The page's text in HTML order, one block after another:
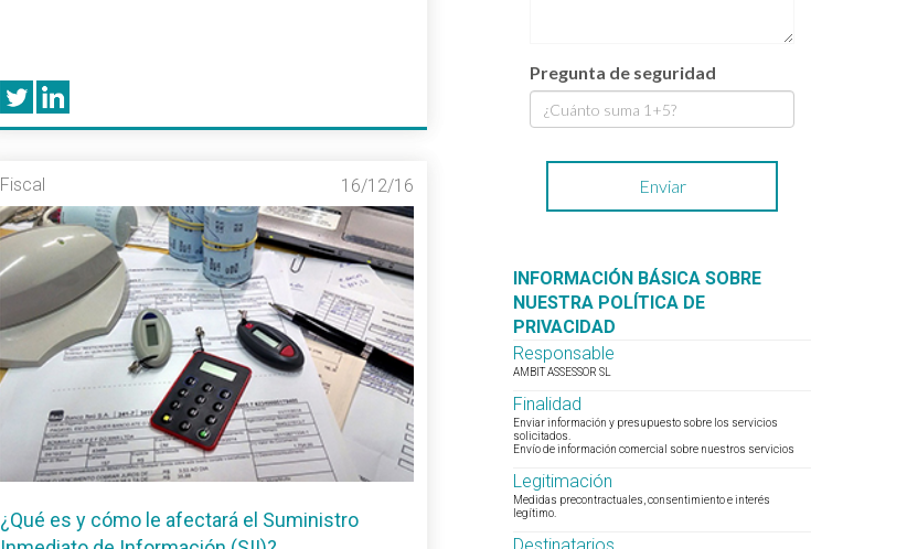
Fiscal 16/12/16
¿Qué es y cómo le afectará el Suministro
Pregunta de seguridad
INFORMACIÓN BÁSICA SOBRE
NUESTRA POLÍTICA DE
PRIVACIDAD
Responsable
AMBIT ASSESSOR SL
Finalidad
Enviar información y presupuesto sobre los servicios
solicitados.
Envío de información comercial sobre nuestros servicios
Legitimación
Medidas precontractuales, consentimiento e interés
legítimo.